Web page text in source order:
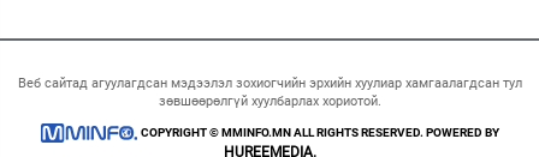
Веб сайтад агуулагдсан мэдээлэл зохиогчийн эрхийн хуулиар хамгаалагдсан тул
зөвшөөрөлгүй хуулбарлах хориотой.
COPYRIGHT © MMINFO.MN ALL RIGHTS RESERVED. POWERED BY
HUREEMEDIA.